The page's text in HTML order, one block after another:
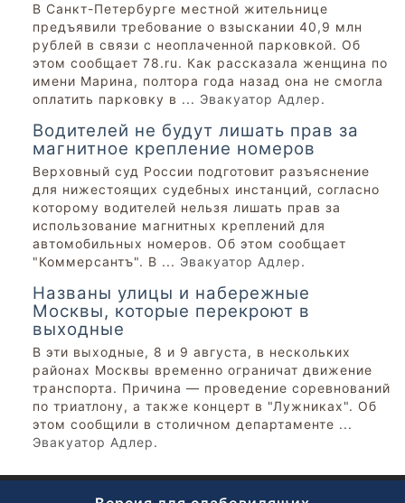
В Санкт-Петербурге местной жительнице
предъявили требование о взыскании 40,9 млн
рублей в связи с неоплаченной парковкой. Об
этом сообщает 78.ru. Как рассказала женщина по
имени Марина, полтора года назад она не смогла
оплатить парковку в ... Эвакуатор Адлер.
Водителей не будут лишать прав за
магнитное крепление номеров
Верховный суд России подготовит разъяснение
для нижестоящих судебных инстанций, согласно
которому водителей нельзя лишать прав за
использование магнитных креплений для
автомобильных номеров. Об этом сообщает
"Коммерсантъ". В ... Эвакуатор Адлер.
Названы улицы и набережные
Москвы, которые перекроют в
выходные
В эти выходные, 8 и 9 августа, в нескольких
районах Москвы временно ограничат движение
транспорта. Причина — проведение соревнований
по триатлону, а также концерт в "Лужниках". Об
этом сообщили в столичном департаменте ...
Эвакуатор Адлер.